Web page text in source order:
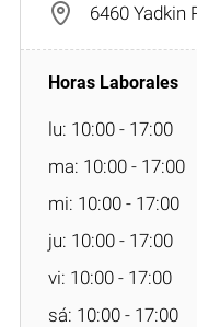
6460 Yadkin
lu: 10:00 - 17:00
ma: 10:00 - 17:00
mi: 10:00 - 17:00
ju: 10:00 - 17:00
vi: 10:00 - 17:00
sá: 10:00 - 17:00